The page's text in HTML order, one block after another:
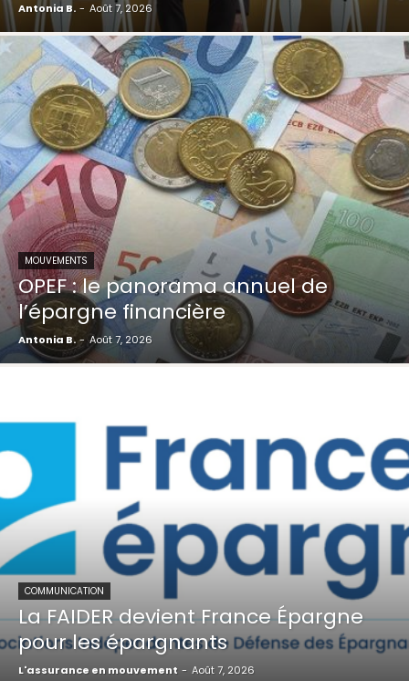
Antonia B. - Août 7, 2026
MOUVEMENTS
OPEF : le panorama annuel de
l’épargne financière
Antonia B. - Août 7, 2026
COMMUNICATION
La FAIDER devient France Épargne
pour les épargnants
L'assurance en mouvement - Août 7, 2026